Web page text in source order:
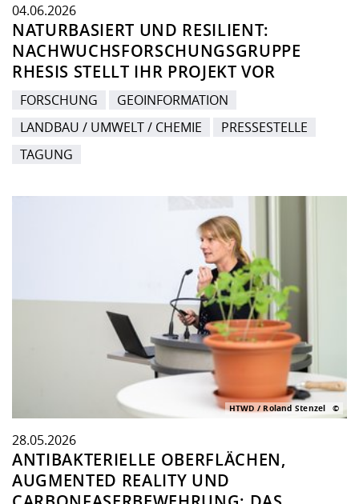
NATURBASIERT UND RESILIENT:
NACHWUCHSFORSCHUNGSGRUPPE
RHESIS STELLT IHR PROJEKT VOR
04.06.2026
FORSCHUNG
GEOINFORMATION
LANDBAU / UMWELT / CHEMIE
PRESSESTELLE
TAGUNG
ANTIBAKTERIELLE OBERFLÄCHEN,
AUGMENTED REALITY UND
28.05.2026
HTWD / Roland Stenzel